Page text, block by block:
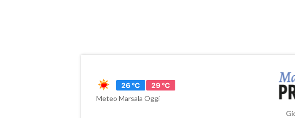
26 °C
29 °C
Meteo Marsala Oggi